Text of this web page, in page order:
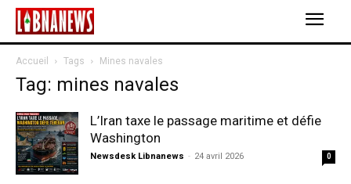
Accueil Tags Mines navales
Tag: mines navales
L’Iran taxe le passage maritime et défie
Washington
Newsdesk Libnanews - 24 avril 2026 0